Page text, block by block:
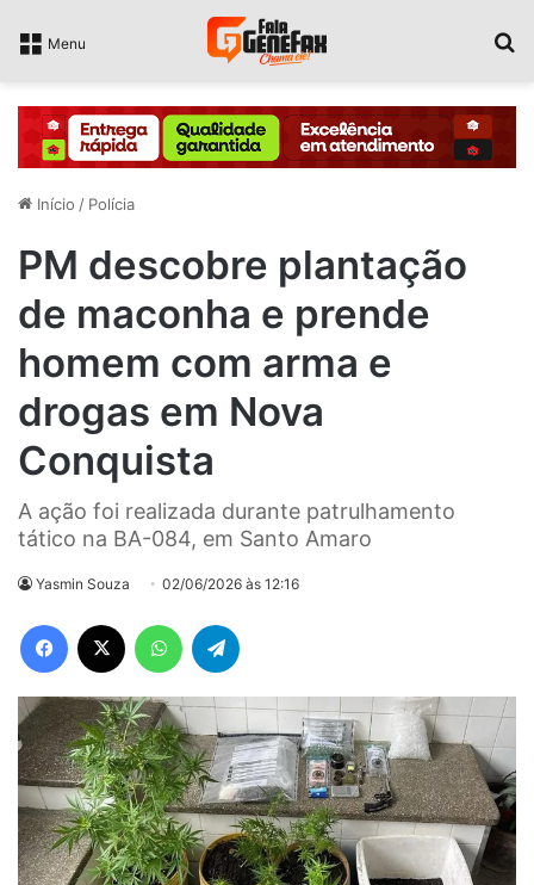
Menu
Início / Polícia
PM descobre plantação
de maconha e prende
homem com arma e
drogas em Nova
Conquista
A ação foi realizada durante patrulhamento
tático na BA-084, em Santo Amaro
Yasmin Souza 02/06/2026 às 12:16
Facebook WhatsApp